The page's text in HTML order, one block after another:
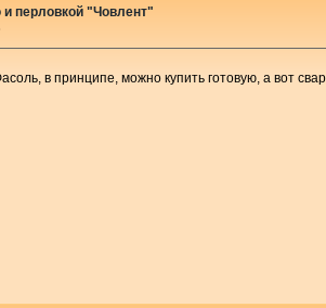
перловкой "Човлент"
в принципе, можно купить готовую, а вот